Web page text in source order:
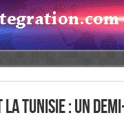
la Tunisie : un